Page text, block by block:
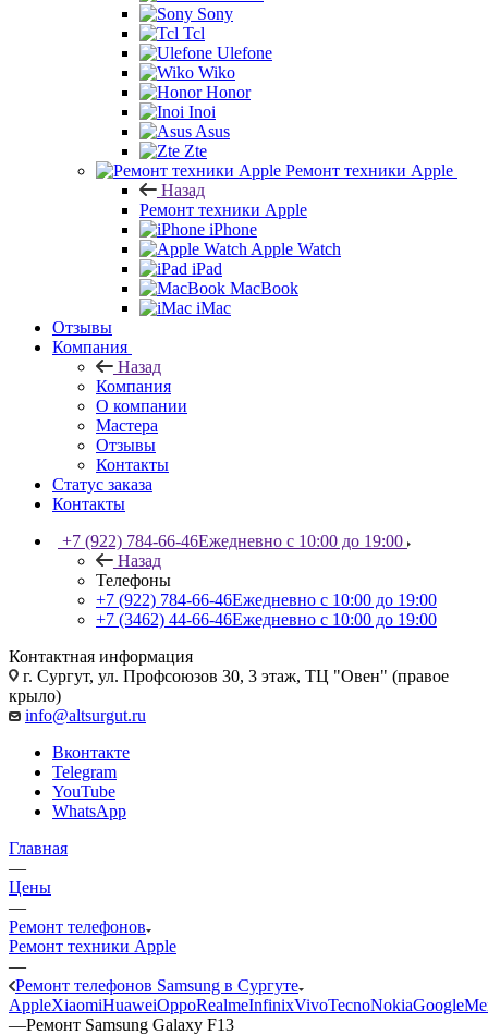
Sony
Tcl
Ulefone
Wiko
Honor
Inoi
Asus
Zte
Ремонт техники Apple
Назад
Ремонт техники Apple
iPhone
Apple Watch
iPad
MacBook
iMac
Отзывы
Компания
Назад
Компания
О компании
Мастера
Отзывы
Контакты
Статус заказа
Контакты
+7 (922) 784-66-46Ежедневно с 10:00 до 19:00
Назад
Телефоны
+7 (922) 784-66-46Ежедневно с 10:00 до 19:00
+7 (3462) 44-66-46Ежедневно с 10:00 до 19:00
Контактная информация
г. Сургут, ул. Профсоюзов 30, 3 этаж, ТЦ "Овен" (правое
крыло)
info@altsurgut.ru
Вконтакте
Telegram
YouTube
WhatsApp
Главная
—
Цены
—
Ремонт телефонов
Ремонт техники Apple
—
Ремонт телефонов Samsung в Сургуте
AppleXiaomiHuaweiOppoRealmeInfinixVivoTecnoNokiaGoogle
—Ремонт Samsung Galaxy F13